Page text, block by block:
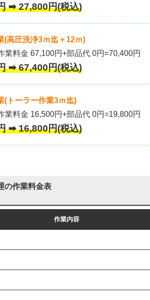
➡ 27,800円(税込)
(高圧洗浄3ｍ迄＋12ｍ)
業料金 67,100円+部品代 0円=70,400円
➡ 67,400円(税込)
(トーラー作業3ｍ迄)
業料金 16,500円+部品代 0円=19,800円
➡ 16,800円(税込)
の作業料金表
作業内容